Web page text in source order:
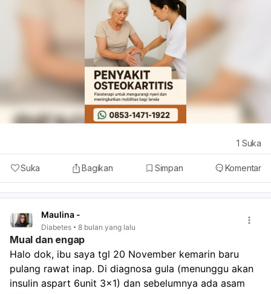
Suka Bagikan Simpan Komentar
1 Suka
Maulina -
Diabetes 8 bulan yang lalu
Mual dan engap
Halo dok, ibu saya tgl 20 November kemarin baru
pulang rawat inap. Di diagnosa gula (menunggu akan
insulin aspart 6unit 3x1) dan sebelumnya ada asam